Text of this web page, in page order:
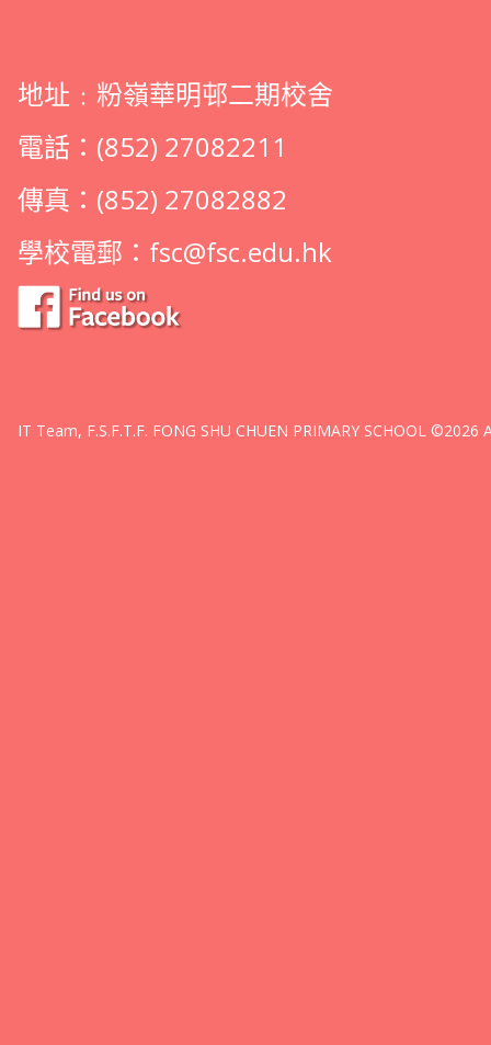
地址﹕粉嶺華明邨二期校舍
電話：(852) 27082211
傳真：(852) 27082882
學校電郵： fsc@fsc.edu.hk
IT Team, F.S.F.T.F. FONG SHU CHUEN PRIMARY SCHOOL ©2026